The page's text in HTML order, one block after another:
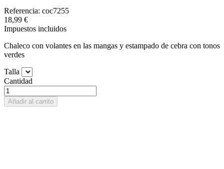
Referencia: coc7255
18,99 €
Impuestos incluidos
Chaleco con volantes en las mangas y estampado de cebra con tonos
verdes
Talla
Cantidad
Añadir al carrito